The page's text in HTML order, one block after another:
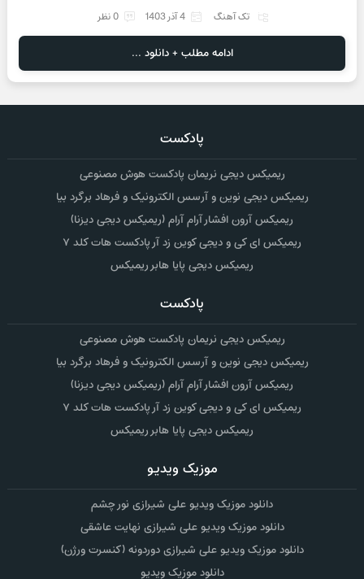
تک آهنگ 4 آذر 1403 0 نظر
ادامه مطلب + دانلود ...
پادکست
ریمیکس دیجی نریمان پادکست هوش مصنوعی
ریمیکس دیجی نوین و آرسس الکترونیک و فرهاد برگرد بیا
ریمیکس آرون افشار آرام آرام (ریمیکس دیجی دیزنا)
ریمیکس ای کی و دیجی کوین زد آر پادکست هات کلد ۷
ریمیکس دیجی پایا هابر ریمیکس
پادکست
ریمیکس دیجی نریمان پادکست هوش مصنوعی
ریمیکس دیجی نوین و آرسس الکترونیک و فرهاد برگرد بیا
ریمیکس آرون افشار آرام آرام (ریمیکس دیجی دیزنا)
ریمیکس ای کی و دیجی کوین زد آر پادکست هات کلد ۷
ریمیکس دیجی پایا هابر ریمیکس
موزیک ویدیو
دانلود موزیک ویدیو علی شیرازی نور چشم
دانلود موزیک ویدیو علی شیرازی نهایت عاشقی
دانلود موزیک ویدیو علی شیرازی دوردونه (کنسرت ورژن)
دانلود موزیک ویدیو